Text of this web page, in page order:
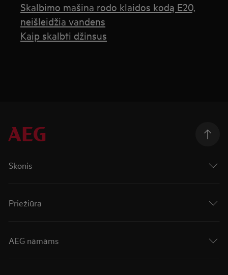
Skalbimo mašina rodo klaidos kodą E20,
neišleidžia vandens
Kaip skalbti džinsus
Skonis
Priežiūra
AEG namams